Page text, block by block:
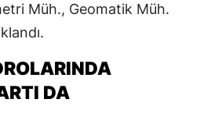
Müh., Geomatik Müh.
DA